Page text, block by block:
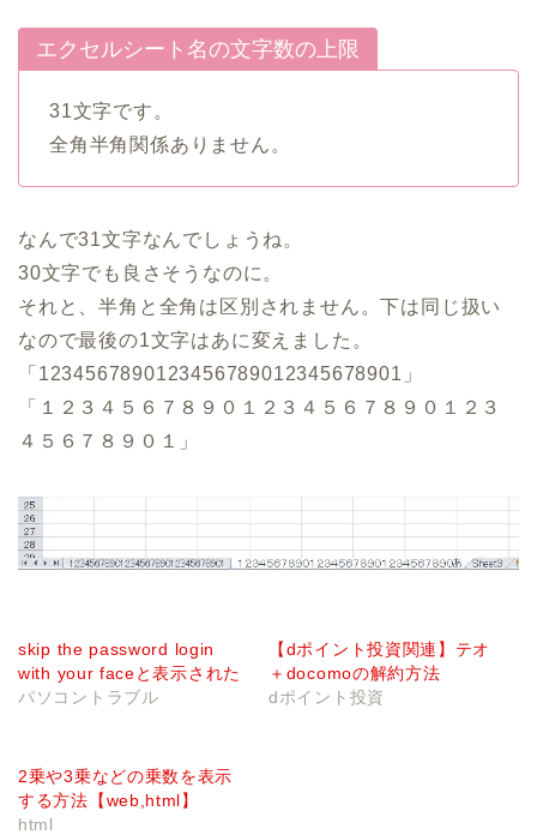
エクセルシート名の文字数の上限
31文字です。
全角半角関係ありません。
なんで31文字なんでしょうね。
30文字でも良さそうなのに。
それと、半角と全角は区別されません。下は同じ扱い
なので最後の1文字はあに変えました。
「1234567890123456789012345678901」
「１２３４５６７８９０１２３４５６７８９０１２３
４５６７８９０１」
skip the password login
with your faceと表示された
パソコントラブル
【dポイント投資関連】テオ
＋docomoの解約方法
dポイント投資
2乗や3乗などの乗数を表示
する方法【web,html】
html